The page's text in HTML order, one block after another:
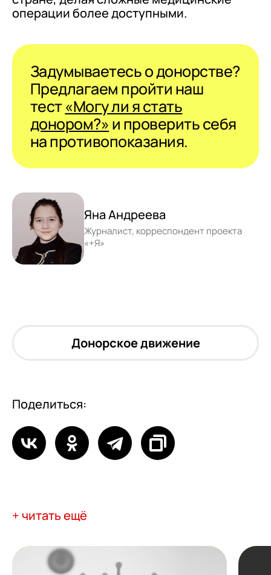
операции более доступными.
Задумываетесь о донорстве?
Предлагаем пройти наш
тест«Могу ли я стать
донором?» и проверить себя
на противопоказания.
Яна Андреева
Журналист, корреспондент проекта
«+Я»
Поделиться:
Донорское движение
+ читать ещё